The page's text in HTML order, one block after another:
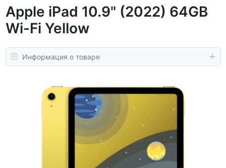
Apple iPad 10.9" (2022) 64GB
Wi-Fi Yellow
Информация о товаре